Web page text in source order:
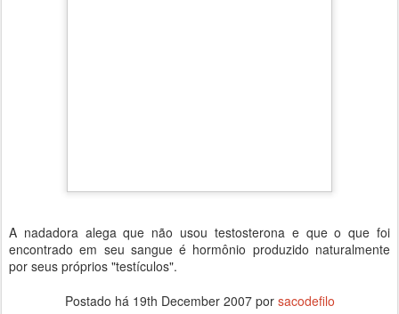
A nadadora alega que não usou testosterona e que o que foi
encontrado em seu sangue é hormônio produzido naturalmente
por seus próprios "testículos".
Postado há 19th December 2007por sacodefilo